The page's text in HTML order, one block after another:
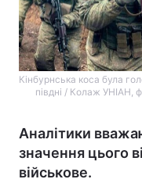
Кінбурнська коса була
півдні / Колаж УНІАН,
Аналітики
значення цього
військове.